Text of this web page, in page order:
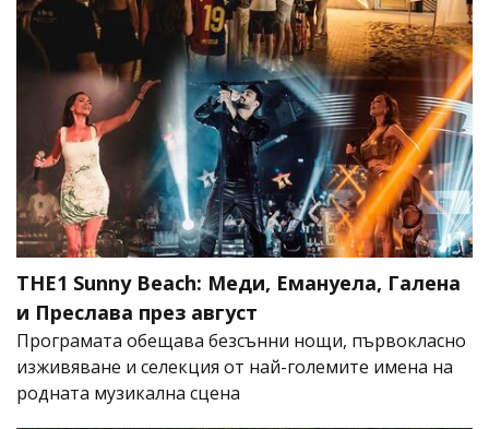
THE1 Sunny Beach: Меди, Емануела, Галена
и Преслава през август
Програмата обещава безсънни нощи, първокласно
изживяване и селекция от най-големите имена на
родната музикална сцена